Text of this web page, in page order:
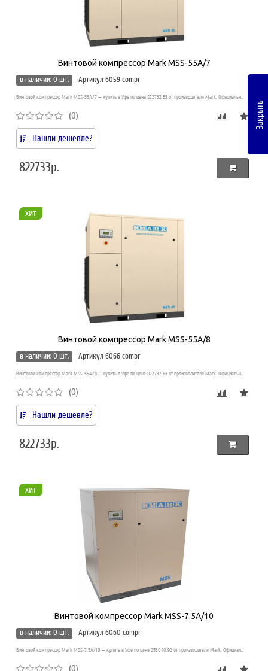
Винтовой компрессор Mark MSS-55A/7
в наличии: 0 шт.
Артикул 6059 compr
Винтовой компрессор Mark MSS-55A/7 — купить в Уфе по цене 822732.63 от производителя Mark. Официальн..
(0)
Нашли дешевле?
822733р.
хит
Винтовой компрессор Mark MSS-55A/8
в наличии: 0 шт.
Артикул 6066 compr
Винтовой компрессор Mark MSS-55A/8 — купить в Уфе по цене 822732.63 от производителя Mark. Официальн..
(0)
Нашли дешевле?
822733р.
хит
Винтовой компрессор Mark MSS-7.5A/10
в наличии: 0 шт.
Артикул 6060 compr
Винтовой компрессор Mark MSS-7.5A/10 — купить в Уфе по цене 253040.92 от производителя Mark. Официал..
(0)
Закрыть